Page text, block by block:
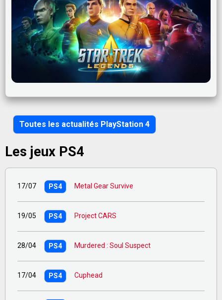
Toutes les actualités PlayStation 4
Les jeux PS4
17/07 PS4 Metal Gear Survive
19/05 PS4 Project CARS
28/04 PS4 Murdered : Soul Suspect
17/04 PS4 Cuphead